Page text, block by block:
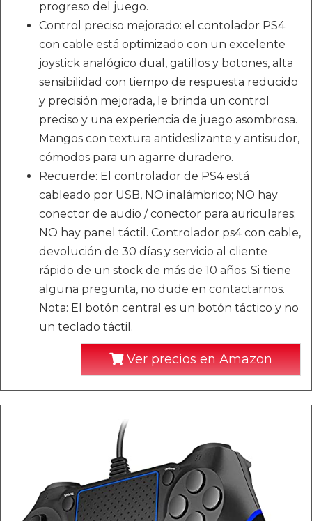
progreso del juego.
Control preciso mejorado: el contolador PS4
con cable está optimizado con un excelente
joystick analógico dual, gatillos y botones, alta
sensibilidad con tiempo de respuesta reducido
y precisión mejorada, le brinda un control
preciso y una experiencia de juego asombrosa.
Mangos con textura antideslizante y antisudor,
cómodos para un agarre duradero.
Recuerde: El controlador de PS4 está
cableado por USB, NO inalámbrico; NO hay
conector de audio / conector para auriculares;
NO hay panel táctil. Controlador ps4 con cable,
devolución de 30 días y servicio al cliente
rápido de un stock de más de 10 años. Si tiene
alguna pregunta, no dude en contactarnos.
Nota: El botón central es un botón táctico y no
un teclado táctil.
Ver precios en Amazon